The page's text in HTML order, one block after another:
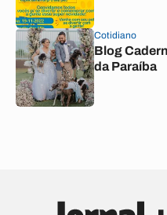
Cotidiano
Blog
da Paraíba